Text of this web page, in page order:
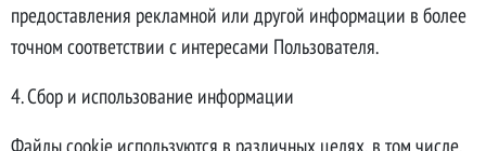
предоставления рекламной или другой информации в более
точном соответствии с интересами Пользователя.
4. Сбор и использование информации
Файлы cookie используются в различных целях, в том числе,